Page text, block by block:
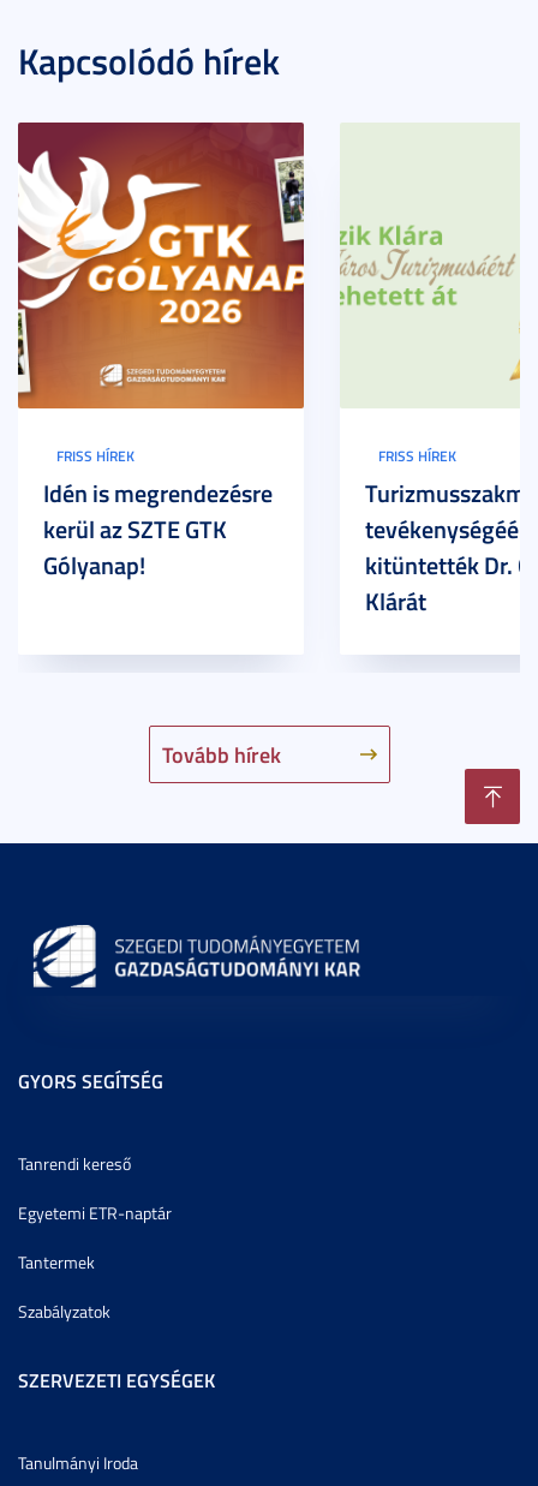
Kapcsolódó hírek
Tovább hírek
FRISS HÍREK
Idén is megrendezésre
kerül az SZTE GTK
Gólyanap!
FRISS HÍREK
tevékenységéért
kitüntették Dr.
Klárát
GYORS SEGÍTSÉG
Tanrendi kereső
Egyetemi ETR-naptár
Tantermek
Szabályzatok
SZERVEZETI EGYSÉGEK
Tanulmányi Iroda